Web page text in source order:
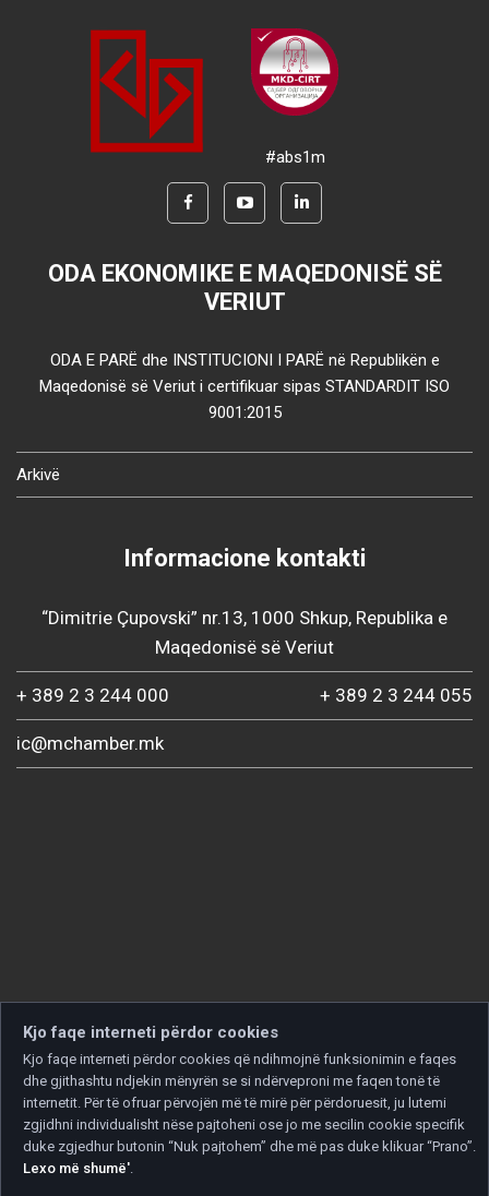
#abs1m
ODA EKONOMIKE E MAQEDONISË SË
VERIUT
ODA E PARË dhe INSTITUCIONI I PARË në Republikën e
Maqedonisë së Veriut i certifikuar sipas STANDARDIT ISO
9001:2015
Arkivë
Informacione kontakti
“Dimitrie Çupovski” nr.13, 1000 Shkup, Republika e
Maqedonisë së Veriut
+ 389 2 3 244 000 + 389 2 3 244 055
ic@mchamber.mk
Copyright © 2026 Developed by
Kjo faqe interneti përdor cookies
Kjo faqe interneti përdor cookies që ndihmojnë funksionimin e faqes
dhe gjithashtu ndjekin mënyrën se si ndërveproni me faqen tonë të
internetit. Për të ofruar përvojën më të mirë për përdoruesit, ju lutemi
zgjidhni individualisht nëse pajtoheni ose jo me secilin cookie specifik
duke zgjedhur butonin “Nuk pajtohem” dhe më pas duke klikuar “Prano”.
Lexo më shumë'.